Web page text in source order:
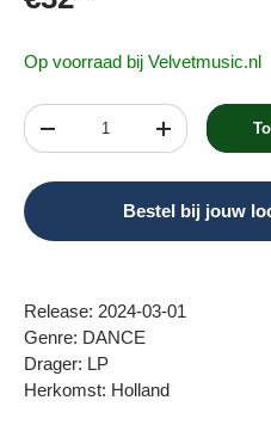
Op voorraad bij Velvetmusic.nl
Aantal
Verlaag de hoeveelheid
Verhoog de
Bestel bij jouw
Release: 2024-03-01
Genre: DANCE
Drager: LP
Herkomst: Holland